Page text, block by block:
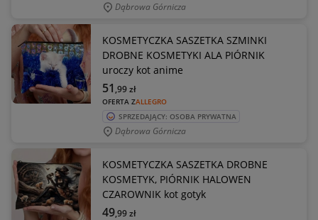
Dąbrowa Górnicza
KOSMETYCZKA SASZETKA SZMINKI
DROBNE KOSMETYKI ALA PIÓRNIK
uroczy kot anime
OFERTA ZALLEGRO
51 ,99zł
SPRZEDAJĄCY: OSOBA PRYWATNA
Dąbrowa Górnicza
KOSMETYCZKA SASZETKA DROBNE
KOSMETYK, PIÓRNIK HALOWEN
CZAROWNIK kot gotyk
49,99zł